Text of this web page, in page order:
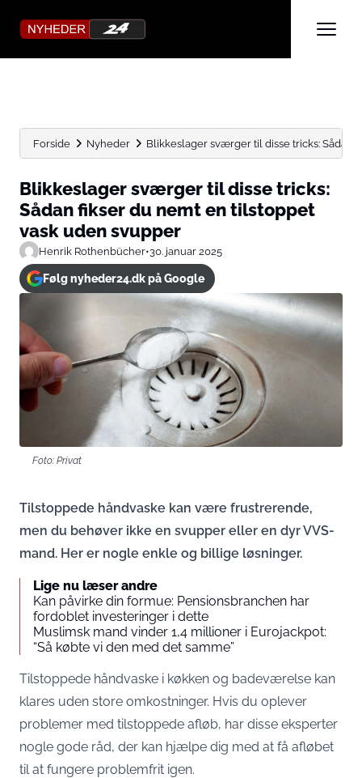
Forside Nyheder Blikkeslager sværger til disse tricks: Sådan
Blikkeslager sværger til disse tricks:
Sådan fikser du nemt en tilstoppet
vask uden svupper
Henrik Rothenbücher•30. januar 2025
Følg nyheder24.dk på Google
Foto: Privat
Tilstoppede håndvaske kan være frustrerende,
men du behøver ikke en svupper eller en dyr VVS-
mand. Her er nogle enkle og billige løsninger.
Lige nu læser andre
Kan påvirke din formue: Pensionsbranchen har
fordoblet investeringer i dette
Muslimsk mand vinder 1,4 millioner i Eurojackpot:
“Så købte vi den med det samme”
Tilstoppede håndvaske i køkken og badeværelse kan
klares uden store omkostninger. Hvis du oplever
problemer med tilstoppede afløb, har disse eksperter
nogle gode råd, der kan hjælpe dig med at få afløbet
til at fungere problemfrit igen.